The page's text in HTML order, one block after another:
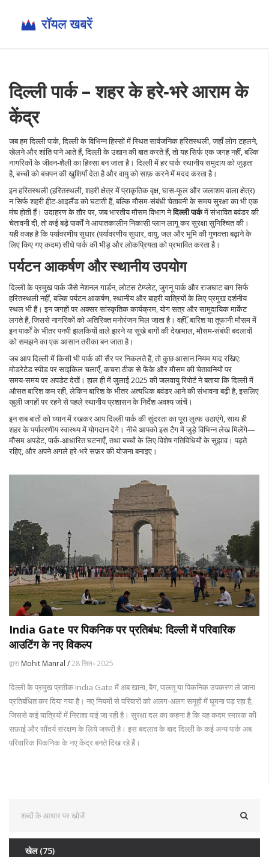
दिल्ली पार्क – शहर के हरे‑भरे आराम के
केंद्र
जब हमदिल्ली पार्क,दिल्ली के विभिन्न हिस्सों में स्थित सार्वजनिक हरितस्थली, जहाँ लोग टहलने,
खेलने और शांति पाने आते हैं,दिल्ली के उद्यानकी बात करते हैं, तो यह सिर्फ एक जगह नहीं, बल्कि
नागरिकों के जीवन‑शैली का हिस्सा बन जाता है। दिल्ली में हर पार्क स्थानीय समुदाय को जुड़ता
है, बच्चों को बचपन की खुशियाँ देता है और वायु को साफ़ करने में मदद करता है।
इन हरितस्थली (हरितस्थली,शहरी क्षेत्र में प्राकृतिक वृक्ष, घास‑फूल और जलाशय वाला क्षेत्र)
न सिर्फ शहरी हीट‑आइलैंड को घटाती हैं, बल्कि मौसम‑संबंधी चेतावनी के समय सुरक्षा का भी एक
मंच होती हैं। उदाहरण के तौर पर, जब भारतीय मौसम विभाग नेदिल्ली पार्कमें संभावित बवंडर की
चेतावनी दी, तो कई बड़े पार्कों ने आपातकालीन निकासी प्लान लागू कर सुरक्षा सुनिश्चित की।
यही वजह है कि पर्यावरणीय सुधार (पर्यावरणीय सुधार,वायु, जल और भूमि की गुणवत्ता बढ़ाने के
लिए किए गए कदम) सीधे पार्क की भीड़ और लोकप्रियता को प्रभावित करता है।
पर्यटन आकर्षण और स्थानीय उपयोग
दिल्ली के प्रमुख पार्क जैसे नेशनल गार्डन, लोटस टेम्प्लेट, जुगनू पार्क और राजघाट बाग सिर्फ
हरितस्थली नहीं, बल्किपर्यटन आकर्षण,स्थानीय और बाहरी यात्रियों के लिए प्रमुख दर्शनीय
स्थलभी हैं। इन जगहों पर अक्सर सांस्कृतिक कार्यक्रम, योग सत्र और सामुदायिक मार्केट
लगते हैं, जिससे नागरिकों को अतिरिक्त मनोरंजन मिल जाता है। वहीँ, बारिश या तूफानी मौसम में
इन पार्कों के भीतर पनपी झलकियों वाले झरने या सूखे बागों की देखभाल, मौसम‑संबंधी बदलावों
को समझने का एक आसान तरीका बन जाता है।
जब आप दिल्ली में किसी भी पार्क की सैर पर निकलते हैं, तो कुछ आसान नियम याद रखिए:
मोडरेटेड स्पीड पर साइकिल चलाएँ, कचरा ठीक से फेंके और मौसम की चेतावनियों पर
समय‑समय पर अपडेट देखें। हाल ही में जुलाई 2025 की जलवायु रिपोर्ट ने बताया कि दिल्ली में
औसत बारिश कम रही, लेकिन बारिश के भीतर अत्यधिक बवंडर आने की संभावना बढ़ी है, इसलिए
खुली जगहों पर रहने से पहले स्थानीय प्रशासन के निर्देश अवश्य जांचें।
इन सब बातों को ध्यान में रखकर आप दिल्ली पार्क की सुंदरता का पूरा लुत्फ उठाएंगे, साथ ही
शहर के पर्यावरणीय स्वास्थ्य में योगदान देंगे। नीचे आपको इस टैग में जुड़े विभिन्न लेख मिलेंगे—
मौसम अपडेट, पार्क‑आधारित घटनाएँ, तथा बच्चों के लिए विशेष गतिविधियों के सुझाव। पढ़ते
रहिए, और अपने अगले हरे‑भरे सफ़र की योजना बनाइए।
India Gate पर पिकनिक पर प्रतिबंध: दिल्ली में परिवारिक
आउटिंग के नए विकल्प
द्वारा Mohit Manral /28 सित॰ 2025
दिल्ली के प्रमुख प्रतीक India Gate में अब खाना, बैग, पालतू या पिकनिक उपकरण ले जाना
प्रतिबंधित कर दिया गया है। नए नियमों से परिवारों को अलग‑अलग समूहों में घूमना पड़ रहा है,
जिससे कई यात्रियों में निराशा पाई जा रही है। सुरक्षा दल का कहना है कि यह कदम स्मारक की
सफ़ाई और सौंदर्य संरक्षण के लिये जरूरी है। इस बदलाव के बाद दिल्ली के कई अन्य पार्क अब
परिवारिक पिकनिक के नए केंद्र बनते दिख रहे हैं।
खेल (75)